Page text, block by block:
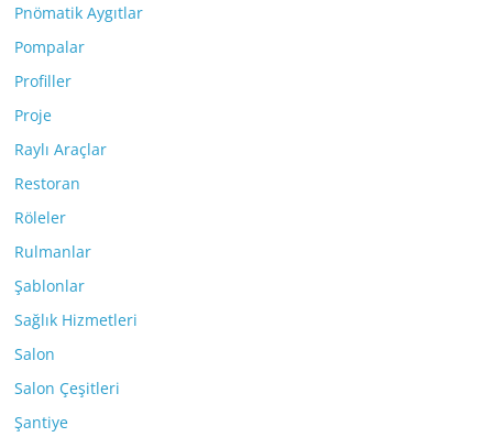
Pnömatik Aygıtlar
Pompalar
Profiller
Proje
Raylı Araçlar
Restoran
Röleler
Rulmanlar
Şablonlar
Sağlık Hizmetleri
Salon
Salon Çeşitleri
Şantiye